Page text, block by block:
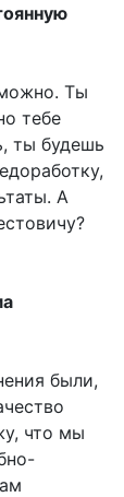
Ты
тебе
ты будешь
А
были,
что мы